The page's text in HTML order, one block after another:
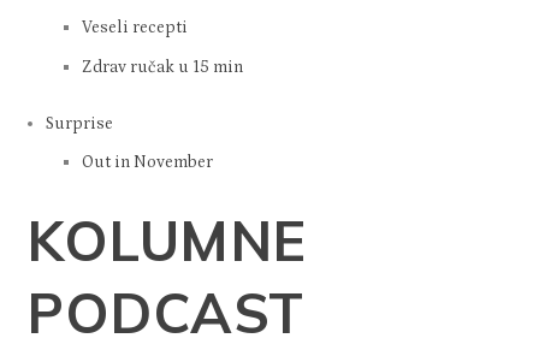
Veseli recepti
Zdrav ručak u 15 min
Surprise
Out in November
KOLUMNE
PODCAST